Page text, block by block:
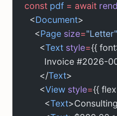
const pdf = await
  <
Document>
    <
Page size="Letter"
      <
Text style={{
Invoice #2026-
      </
Text>
      <
View style={{
        <
Text